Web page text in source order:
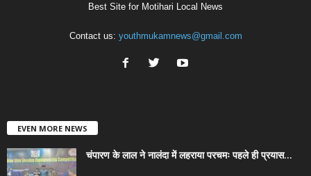
Best Site for Motihari Local News
Contact us: youthmukamnews@gmail.com
EVEN MORE NEWS
चंपारण के लाल ने नालंदा में लहराया परचमः पहले ही प्रयास...